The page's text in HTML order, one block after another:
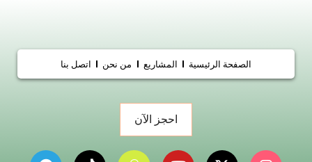
الصفحة الرئيسية المشاريع من نحن اتصل بنا
احجز الآن